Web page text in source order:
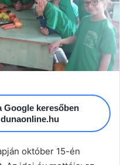
Google keresőben
október 15-én